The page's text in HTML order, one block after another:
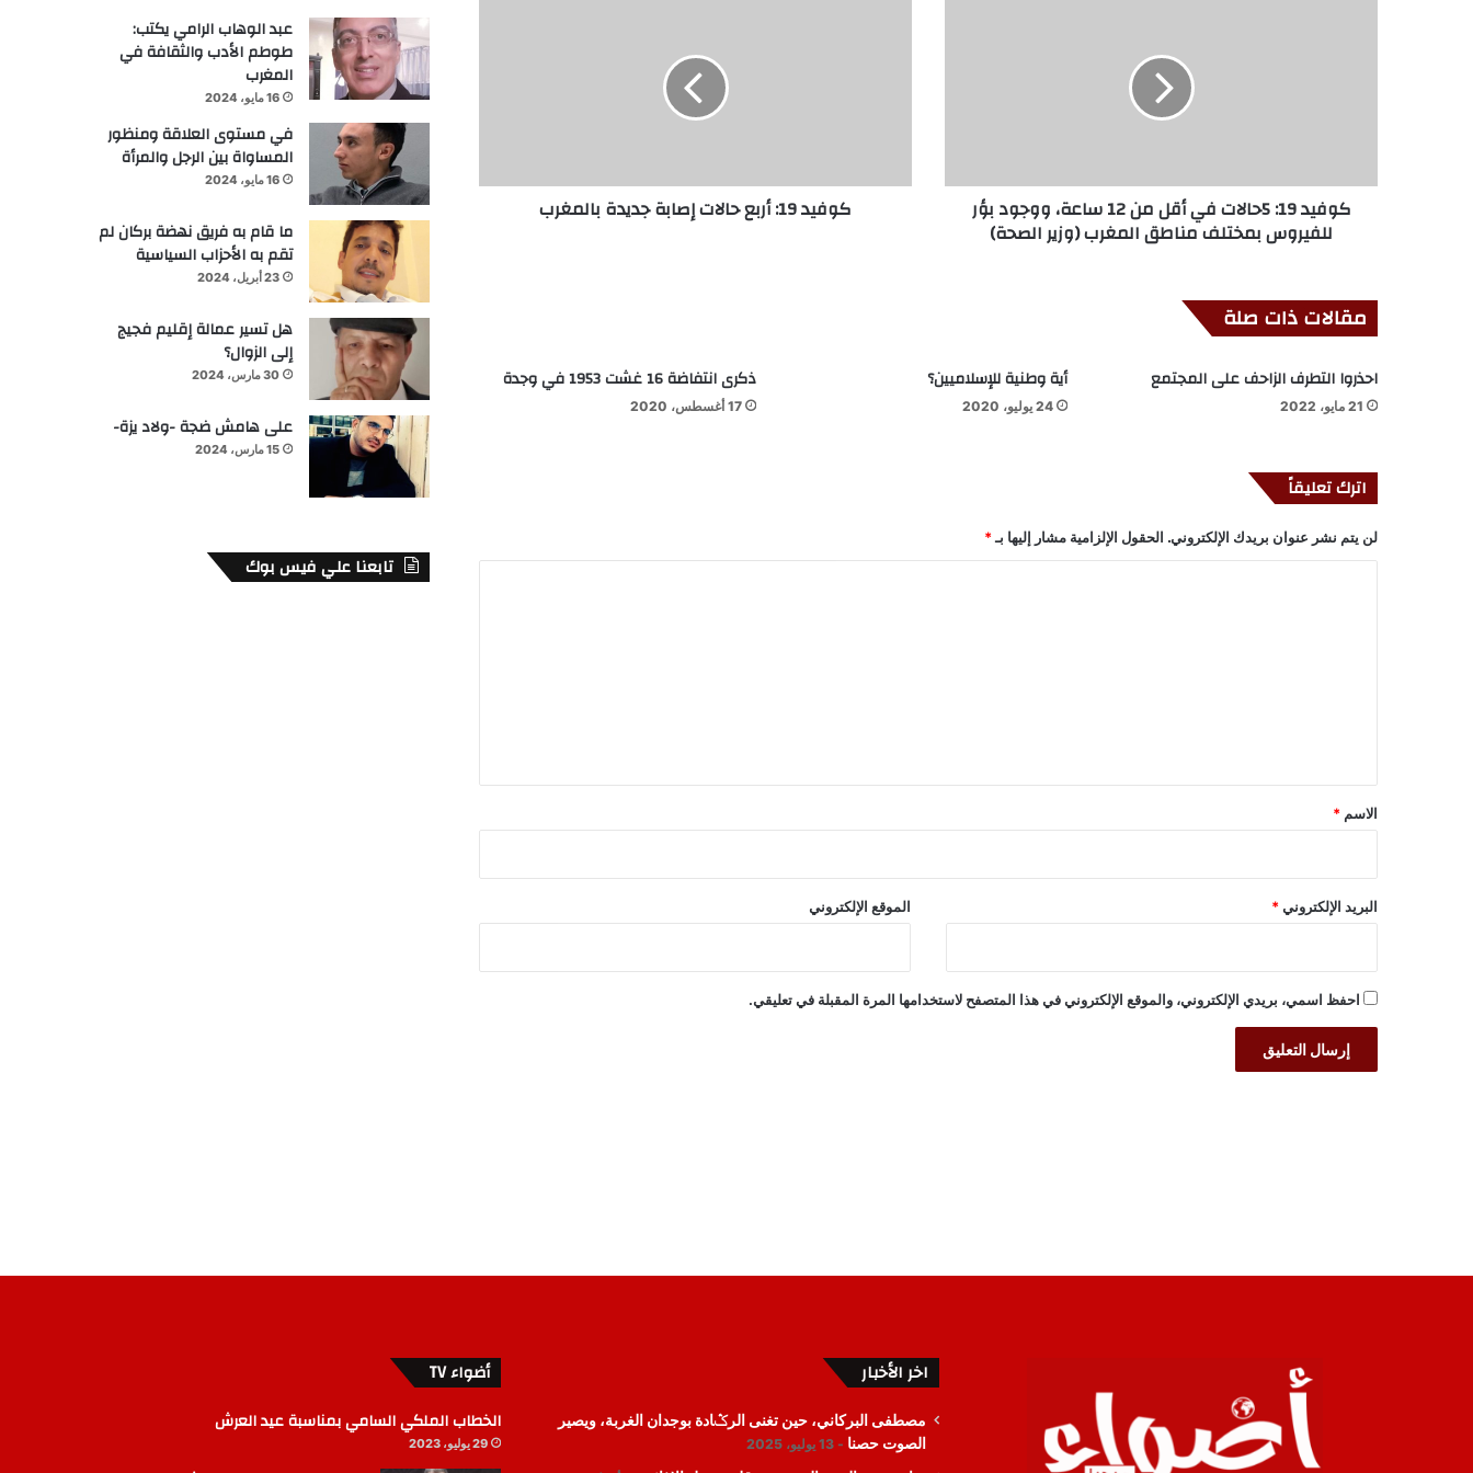
كوفيد 19: 5حالات في أقل من 12 ساعة، ووجود بؤر
للفيروس بمختلف مناطق المغرب (وزير الصحة)
كوفيد 19: أربع حالات إصابة جديدة بالمغرب
مقالات ذات صلة
احذروا التطرف الزاحف على المجتمع
21 مايو، 2022
أية وطنية للإسلاميين؟
24 يوليو، 2020
ذكرى انتفاضة 16 غشت 1953 في وجدة
17 أغسطس، 2020
اترك تعليقاً
لن يتم نشر عنوان بريدك الإلكتروني. الحقول الإلزامية مشار إليها بـ*
*
الاسم *
البريد الإلكتروني * الموقع الإلكتروني
احفظ اسمي، بريدي الإلكتروني، والموقع الإلكتروني في هذا المتصفح لاستخدامها المرة المقبلة في تعليقي.
عبد الوهاب الرامي يكتب:
طوطم الأدب والثقافة في
المغرب
16 مايو، 2024
في مستوى العلاقة ومنظور
المساواة بين الرجل والمرأة
16 مايو، 2024
ما قام به فريق نهضة بركان لم
تقم به الأحزاب السياسية
23 أبريل، 2024
هل تسير عمالة إقليم فجيج
إلى الزوال؟
30 مارس، 2024
على هامش ضجة -ولاد يزة-
15 مارس، 2024
تابعنا علي فيس بوك
اخر الأخبار
مصطفى البركاني، حين تغنى الرݣادة بوجدان الغربة، ويصير
الصوت حصنا
13 يوليو، 2025
أضواء TV
الخطاب الملكي السامي بمناسبة عيد العرش
29 يوليو، 2023